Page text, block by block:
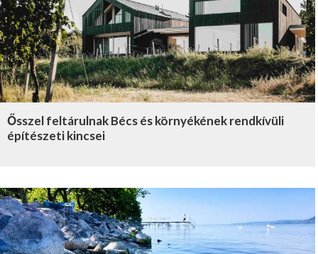
Ősszel feltárulnak Bécs és környékének rendkívüli
építészeti kincsei